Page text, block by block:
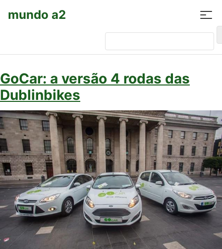
mundo a2
Pesquisar por:
GoCar: a versão 4 rodas das
Dublinbikes